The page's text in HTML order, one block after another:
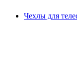
Чехлы для